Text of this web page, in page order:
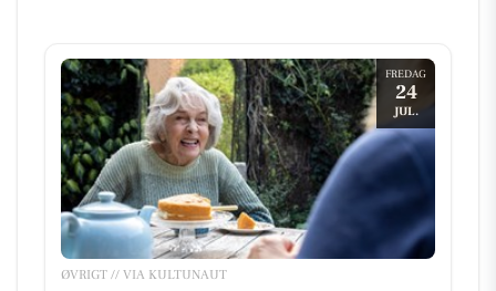
FREDAG
24
JUL.
ØVRIGT // VIA KULTUNAUT